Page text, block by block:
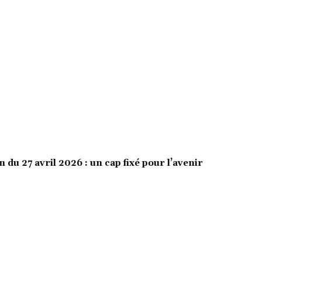
du 27 avril 2026 : un cap fixé pour l’avenir